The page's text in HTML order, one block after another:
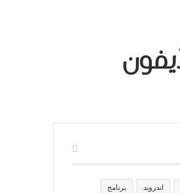
اندرويد برنامج